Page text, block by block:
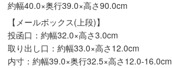
約幅40.0×奥行39.0×高さ90.0cm
【メールボックス(上段)】
投函口：約幅32.0×高さ3.0cm
取り出し口：約幅33.0×高さ12.0cm
内寸：約幅39.0×奥行32.5×高さ12.0-16.0cm